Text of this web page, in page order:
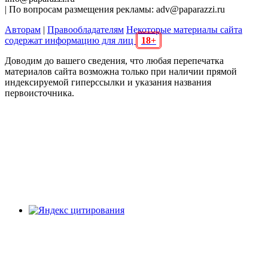
| По вопросам размещения рекламы: adv@paparazzi.ru
Авторам | Правообладателям Некоторые материалы сайта
содержат информацию для лиц
18+
Доводим до вашего сведения, что любая перепечатка
материалов сайта возможна только при наличии прямой
индексируемой гиперссылки и указания названия
первоисточника.